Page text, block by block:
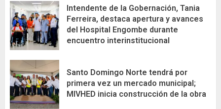
Intendente de la Gobernación, Tania
Ferreira, destaca apertura y avances
del Hospital Engombe durante
encuentro interinstitucional
Santo Domingo Norte tendrá por
primera vez un mercado municipal;
MIVHED inicia construcción de la obra